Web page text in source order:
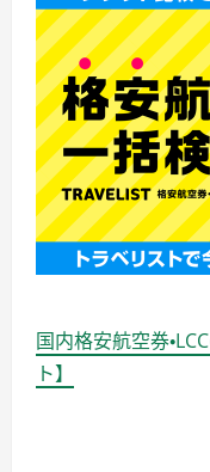
国内格安航空券・
ト】